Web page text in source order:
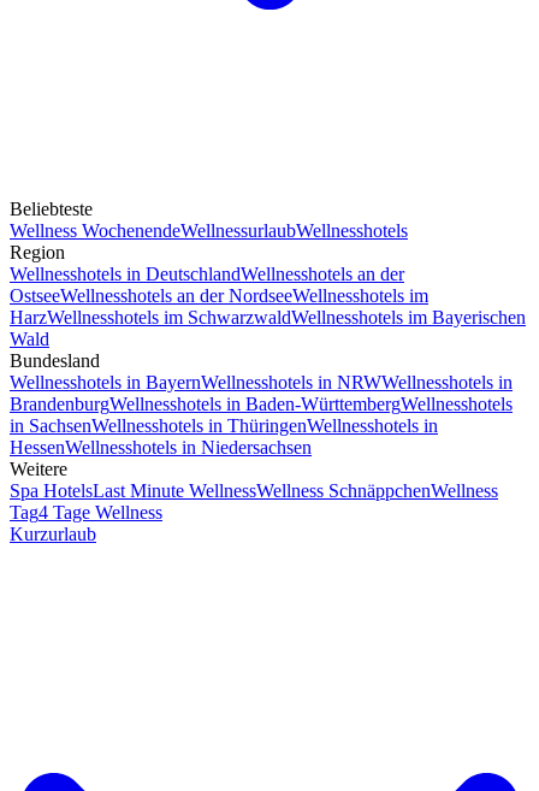
Beliebteste
Wellness WochenendeWellnessurlaubWellnesshotels
Region
Wellnesshotels in DeutschlandWellnesshotels an der
OstseeWellnesshotels an der NordseeWellnesshotels im
HarzWellnesshotels im SchwarzwaldWellnesshotels im Bayerischen
Wald
Bundesland
Wellnesshotels in BayernWellnesshotels in NRWWellnesshotels in
BrandenburgWellnesshotels in Baden-WürttembergWellnesshotels
in SachsenWellnesshotels in ThüringenWellnesshotels in
HessenWellnesshotels in Niedersachsen
Weitere
Spa HotelsLast Minute WellnessWellness SchnäppchenWellness
Tag4 Tage Wellness
Kurzurlaub